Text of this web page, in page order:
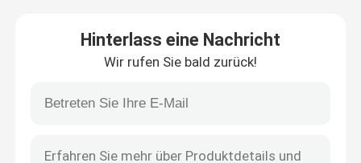
Stahlkonstruktionsgebäude
Stahlkonstruktionslager
Stahlkonstruktionswerkstatt
Hinterlass eine Nachricht
Wir rufen Sie bald zurück!